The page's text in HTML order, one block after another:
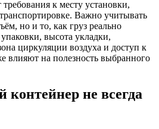
к месту установки,
Важно учитывать
но и то, как груз реально
высота укладки,
циркуляции воздуха и доступ к
влияют на полезность выбранного
не всегда